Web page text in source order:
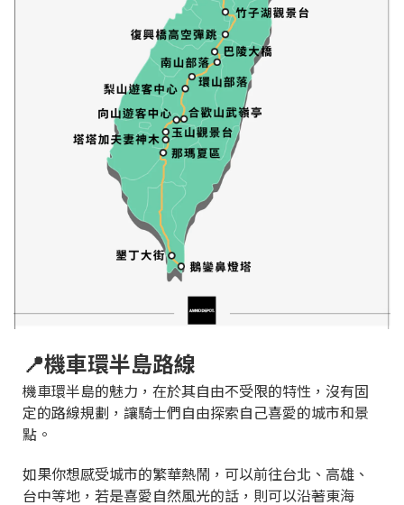
📍機車環半島路線
機車環半島的魅力，在於其自由不受限的特性，沒有固
定的路線規劃，讓騎士們自由探索自己喜愛的城市和景
點。
如果你想感受城市的繁華熱鬧，可以前往台北、高雄、
台中等地，若是喜愛自然風光的話，則可以沿著東海